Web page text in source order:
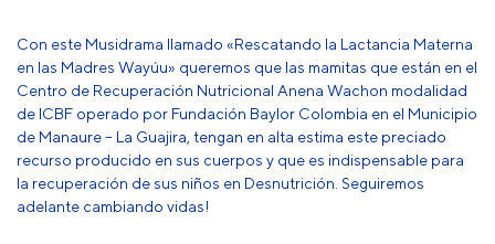
Con este Musidrama llamado «Rescatando la Lactancia Materna
en las Madres Wayúu» queremos que las mamitas que están en el
Centro de Recuperación Nutricional Anena Wachon modalidad
de ICBF operado por Fundación Baylor Colombia en el Municipio
de Manaure – La Guajira, tengan en alta estima este preciado
recurso producido en sus cuerpos y que es indispensable para
la recuperación de sus niños en Desnutrición. Seguiremos
adelante cambiando vidas!